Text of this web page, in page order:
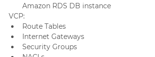
Amazon RDS DB instance
VCP:
Route Tables
Internet Gateways
Security Groups